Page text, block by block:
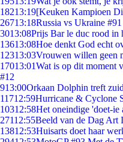
18213:19[Keuken Kampioen
26713:18Russia vs Ukraine #91
3013:08Prijs Bar le duc rood in
13613:08Hoe denkt God echt
12313:03Vrouwen willen geen
17013:01Wat is op dit moment
#12
913:00Orkaan Dolphin treft
11712:59Hurricane & Cyclone
10312:58Het oneindige 'doet-ie
27112:55Beeld van de Dag Art
13812:53Huisarts doet haar